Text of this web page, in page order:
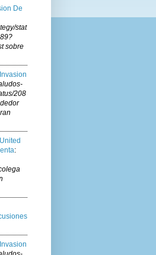
De
stat
sobre
Invasion
208
United
:
Invasion